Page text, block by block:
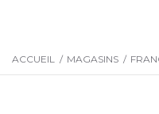
ACCUEIL / MAGASINS /